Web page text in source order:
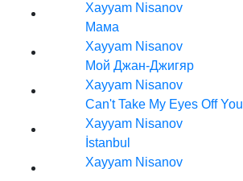
Xayyam Nisanov
Мама
Xayyam Nisanov
Мой Джан-Джигяр
Xayyam Nisanov
Can't Take My Eyes Off You
Xayyam Nisanov
İstanbul
Xayyam Nisanov